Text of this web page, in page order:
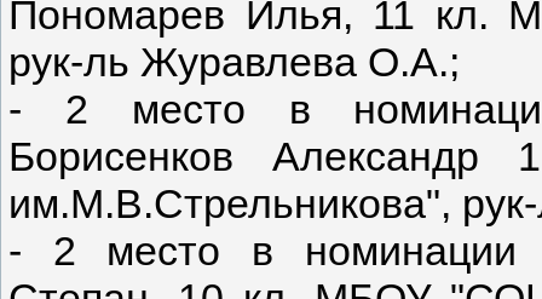
Пономарев Илья, 11
рук-ль Журавлева О.А.;
- 2 место в номинации
Борисенков
им.М.В.Стрельникова",
- 2 место в номинации